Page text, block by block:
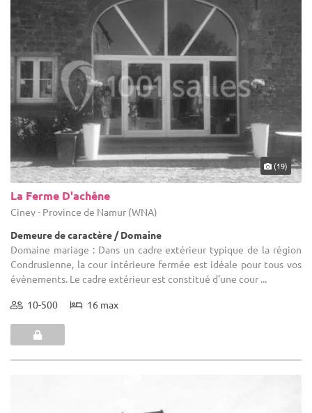
(19)
La Ferme D'achêne
Ciney - Province de Namur (WNA)
Demeure de caractère / Domaine
Domaine mariage : Dans un cadre extérieur typique de la région
Condrusienne, la cour intérieure fermée est idéale pour tous vos
évènements. Le cadre extérieur est constitué d'une cour ...
10-500 16 max